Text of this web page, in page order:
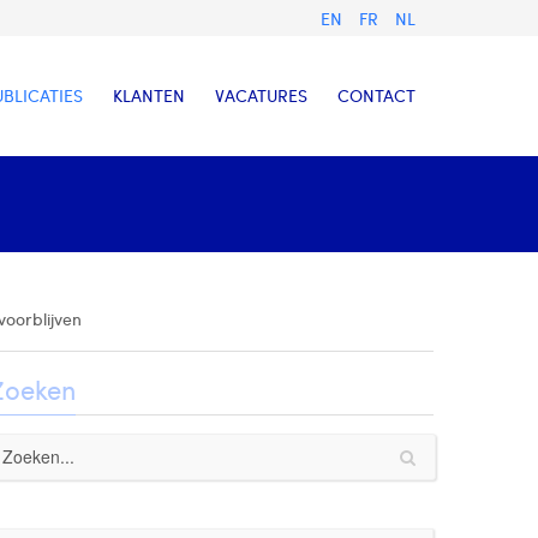
EN FR NL
KLANTEN VACATURES CONTACT